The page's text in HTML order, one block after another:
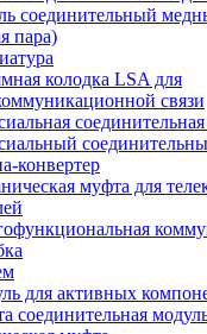
соединительный
пара)
колодка LSA для
связи
конвертер
муфта для
для активных
соединительная